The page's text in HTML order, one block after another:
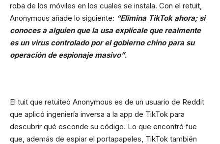
roba de los móviles en los cuales se instala. Con el retuit,
Anonymous añade lo siguiente: “Elimina TikTok ahora; si
conoces a alguien que la usa explícale que realmente
es un virus controlado por el gobierno chino para su
operación de espionaje masivo”.
El tuit que retuiteó Anonymous es de un usuario de Reddit
que aplicó ingeniería inversa a la app de TikTok para
descubrir qué esconde su código. Lo que encontró fue
que, además de espiar el portapapeles, TikTok también